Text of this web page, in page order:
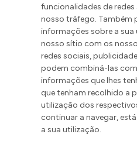
Mais de 20 anos no
funcionalidades de redes
nosso tráfego. Também
informações sobre a
nosso sítio com os
redes sociais,
podem combiná-las
informações que lhes
que tenham recolhido a
utilização dos
continuar a navegar,
a sua utilização.